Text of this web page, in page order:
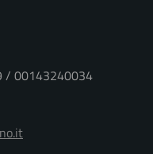
/ 00143240034